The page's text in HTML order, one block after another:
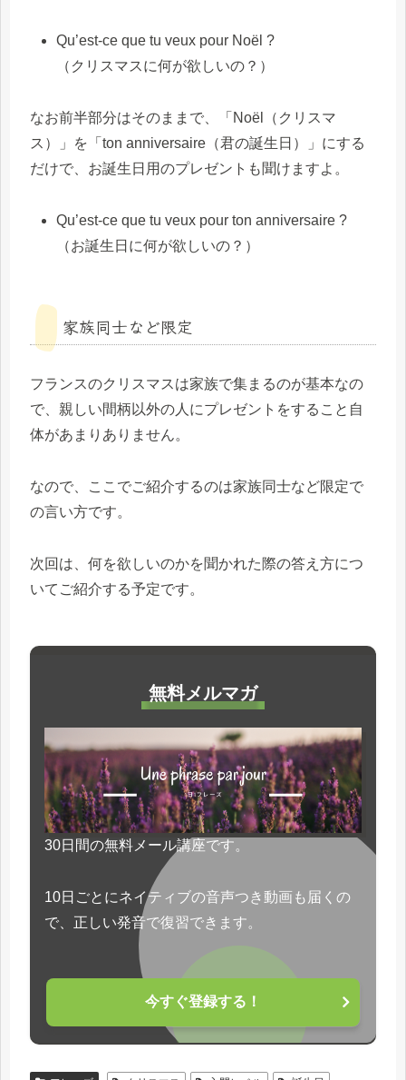
Qu’est-ce que tu veux pour Noël ?
（クリスマスに何が欲しいの？）
なお前半部分はそのままで、「Noël（クリスマ
ス）」を「ton anniversaire（君の誕生日）」にする
だけで、お誕生日用のプレゼントも聞けますよ。
Qu’est-ce que tu veux pour ton anniversaire ?
（お誕生日に何が欲しいの？）
家族同士など限定
フランスのクリスマスは家族で集まるのが基本なの
で、親しい間柄以外の人にプレゼントをすること自
体があまりありません。
なので、ここでご紹介するのは家族同士など限定で
の言い方です。
次回は、何を欲しいのかを聞かれた際の答え方につ
いてご紹介する予定です。
無料メルマガ
30日間の無料メール講座です。
10日ごとにネイティブの音声つき動画も届くの
で、正しい発音で復習できます。
今すぐ登録する！